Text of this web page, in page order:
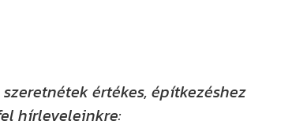
értékes, építkezéshez
hírleveleinkre: